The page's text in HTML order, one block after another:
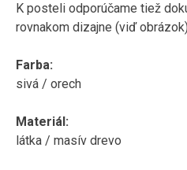
K posteli odporúčame tiež
rovnakom dizajne (viď
Farba:
sivá / orech
Materiál:
látka / masív drevo